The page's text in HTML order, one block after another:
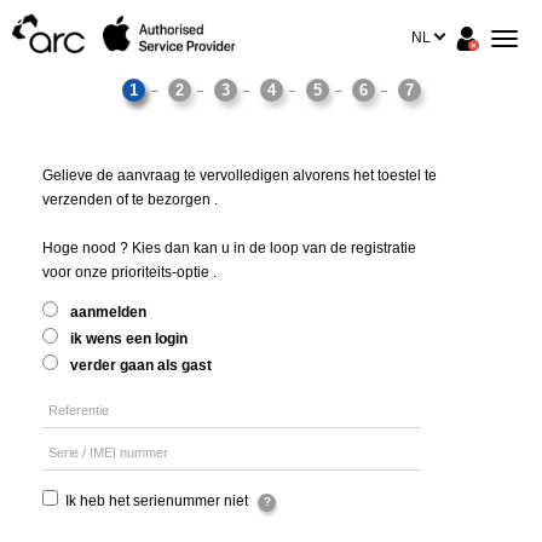
NL
1 2 3 4 5 6 7
Gelieve de aanvraag te vervolledigen alvorens het toestel te
verzenden of te bezorgen .
Hoge nood ? Kies dan kan u in de loop van de registratie
voor onze prioriteits-optie .
aanmelden
ik wens een login
verder gaan als gast
Referentie
Serie / IMEI nummer
Ik heb het serienummer niet ?